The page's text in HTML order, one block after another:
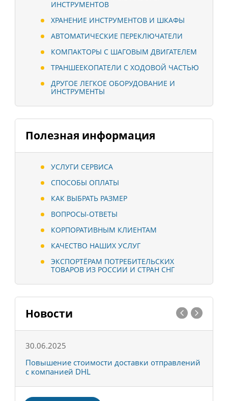
ИНСТРУМЕНТОВ
ХРАНЕНИЕ ИНСТРУМЕНТОВ И ШКАФЫ
АВТОМАТИЧЕСКИЕ ПЕРЕКЛЮЧАТЕЛИ
КОМПАКТОРЫ С ШАГОВЫМ ДВИГАТЕЛЕМ
ТРАНШЕЕКОПАТЕЛИ С ХОДОВОЙ ЧАСТЬЮ
ДРУГОЕ ЛЕГКОЕ ОБОРУДОВАНИЕ И
ИНСТРУМЕНТЫ
Полезная информация
УСЛУГИ СЕРВИСА
СПОСОБЫ ОПЛАТЫ
КАК ВЫБРАТЬ РАЗМЕР
ВОПРОСЫ-ОТВЕТЫ
КОРПОРАТИВНЫМ КЛИЕНТАМ
КАЧЕСТВО НАШИХ УСЛУГ
ЭКСПОРТЁРАМ ПОТРЕБИТЕЛЬСКИХ
ТОВАРОВ ИЗ РОССИИ И СТРАН СНГ
Новости
30.06.2025
Повышение стоимости доставки отправлений
с компанией DHL